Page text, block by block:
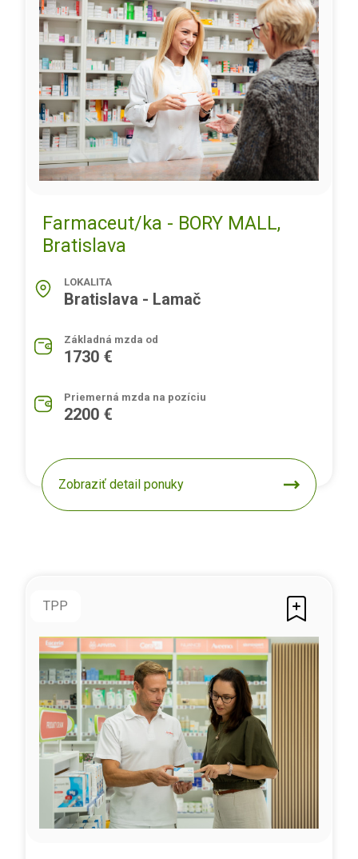
Farmaceut/ka - BORY MALL,
Bratislava
LOKALITA
Bratislava - Lamač
Základná mzda od
1730 €
Priemerná mzda na pozíciu
2200 €
Zobraziť detail ponuky
TPP